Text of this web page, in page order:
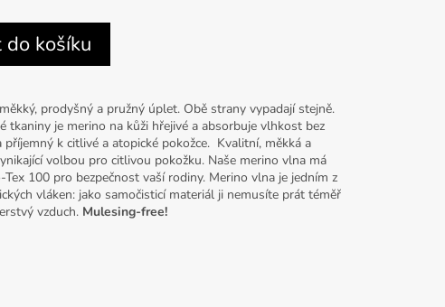
do košíku
prodyšný a pružný úplet. Obě strany vypadají stejně.
tkaniny je merino na kůži hřejivé a absorbuje vlhkost bez
k citlivé a atopické pokožce. Kvalitní, měkká a
volbou pro citlivou pokožku. Naše merino vlna má
100 pro bezpečnost vaší rodiny. Merino vlna je jedním z
vláken: jako samočisticí materiál ji nemusíte prát téměř
vzduch. Mulesing-free!